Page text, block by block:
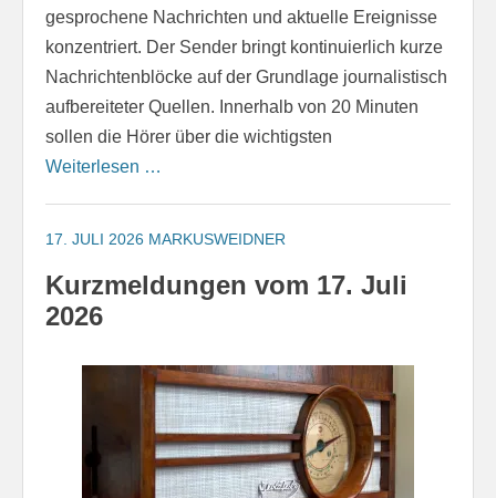
gesprochene Nachrichten und aktuelle Ereignisse
konzentriert. Der Sender bringt kontinuierlich kurze
Nachrichtenblöcke auf der Grundlage journalistisch
aufbereiteter Quellen. Innerhalb von 20 Minuten
sollen die Hörer über die wichtigsten
Weiterlesen …
17. JULI 2026 MARKUSWEIDNER
Kurzmeldungen vom 17. Juli
2026